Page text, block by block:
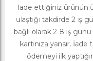
İade ettiğiniz ürünün
ulaştığı takdirde 2 iş
bağlı olarak 2-8 iş
kartınıza yansır.
ödemeyi ilk